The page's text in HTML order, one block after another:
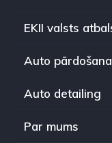
EKII valsts
Auto pārdošana
Auto detailing
Par mums